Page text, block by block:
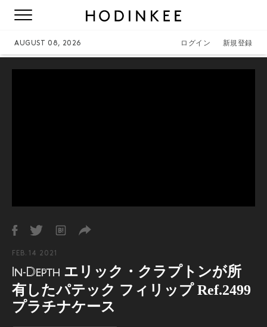
AUGUST 08, 2026 ログイン 新規登録
FEB. 14 2021
In-Depth エリック・クラプトンが所
有したパテック フィリップ Ref.2499
プラチナケース